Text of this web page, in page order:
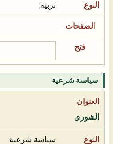
تربية
سياسة شرعية
الشورى
سياسة شرعية